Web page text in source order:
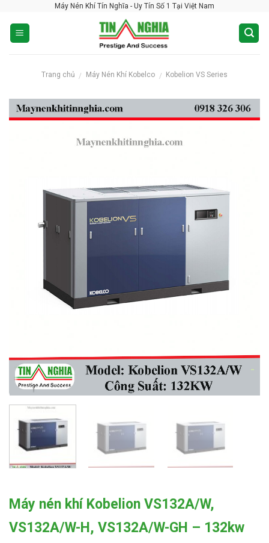
content
Máy Nén Khí Tín Nghĩa - Uy Tín Số 1 Tại Việt Nam
Trang chủ / Máy Nén Khí Kobelco / Kobelion VS Series
Máy nén khí Kobelion VS132A/W,
VS132A/W-H, VS132A/W-GH – 132kw